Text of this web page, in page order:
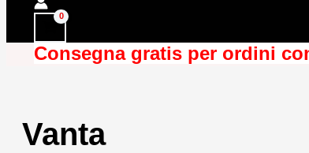
Consegna gratis per ordini
Vanta